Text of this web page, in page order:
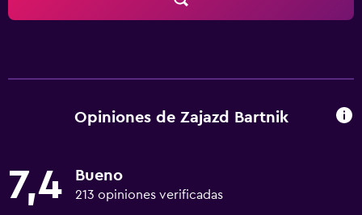
Opiniones de Zajazd Bartnik
7,4 Bueno
213 opiniones verificadas